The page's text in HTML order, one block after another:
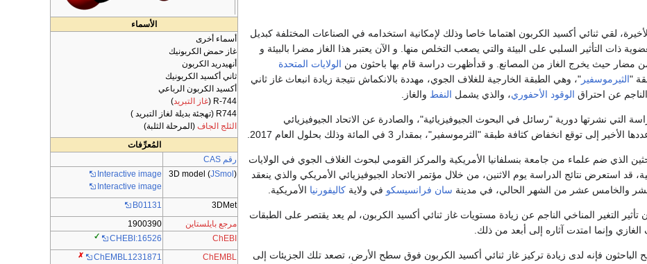
الأسماء
أسماء أخرى
غاز حمض الكربونيك
أنهيدريد الكربون
ثاني أكسيد الكربونيك
أكسيد الكربون الرباعي
R-744 (
غاز التبريد)
R744 (تهجئة بديلة لغاز التبريد )
الثلج الجاف (المرحلة الثلبة)
المُعرِّفات
رقم CAS
3D model (JSmol)
Interactive image
Interactive image
3DMet
B01131
مرجع بايلستاين
1900390
ChEBI
CHEBI:16526
ChEMBL
ChEMBL1231871
لقي ثنائي أكسيد الكربون اهتماما خاصا وذلك لإمكانية استخدامه في الصناعات المختلفة كبديل
ذات التأثير السلبي على البيئة والتي يصعب التخلص منها. و الآن يعتبر هذا الغاز مضرا بالبيئة و
من مضار حيث يخرج الغاز من المصانع. و قدأظهرت دراسة قام بها باحثون من الولايات المتحدة
"الثيرموسفير "، وهي الطبقة الخارجية للغلاف الجوي، مهددة بالانكماش نتيجة زيادة انبعاث غاز ثاني
عن احتراق الوقود الأحفوري، والذي يشمل النفط والغاز.
التي نشرتها دورية "رسائل في البحوث الجيوفيزيائية"، والصادرة عن الاتحاد الجيوفيزيائي
إلى توقع انخفاض كثافة طبقة "الثرموسفير"، بمقدار 3 في المائة وذلك بحلول العام 2017.
الذي ضم علماء من جامعة بنسلفانيا الأمريكية والمركز القومي لبحوث الغلاف الجوي في الولايات
قد استعرض نتائج الدراسة يوم الاثنين، من خلال مؤتمر الاتحاد الجيوفيزيائي الأمريكي والذي ينعقد
والخامس عشر من الشهر الحالي، في مدينة سان فرانسيسكو في ولاية كاليفورنيا الأمريكية.
تأثير التغير المناخي الناجم عن زيادة مستويات غاز ثنائي أكسيد الكربون، لم يعد يقتصر على الطبقات
الغازي وإنما امتدت آثاره إلى أبعد من ذلك.
فإنه لدى زيادة تركيز غاز ثنائي أكسيد الكربون فوق سطح الأرض، تصعد تلك الجزيئات إلى